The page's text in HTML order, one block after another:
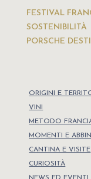
FESTIVAL
SOSTENIBILITÀ
PORSCHE
ORIGINI E
VINI
METODO
MOMENTI E
CANTINA E VISITE
CURIOSITÀ